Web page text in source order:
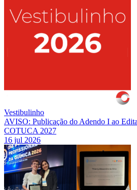
Vestibulinho
AVISO: Publicação do Adendo I ao
COTUCA 2027
16 jul 2026